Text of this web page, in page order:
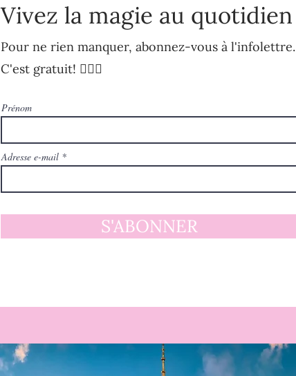
Vivez la magie au quotidien
Pour ne rien manquer, abonnez-vous à l'infolettre.
C'est gratuit! 🧚🏻‍♀️
Prénom
Adresse e-mail
S'ABONNER